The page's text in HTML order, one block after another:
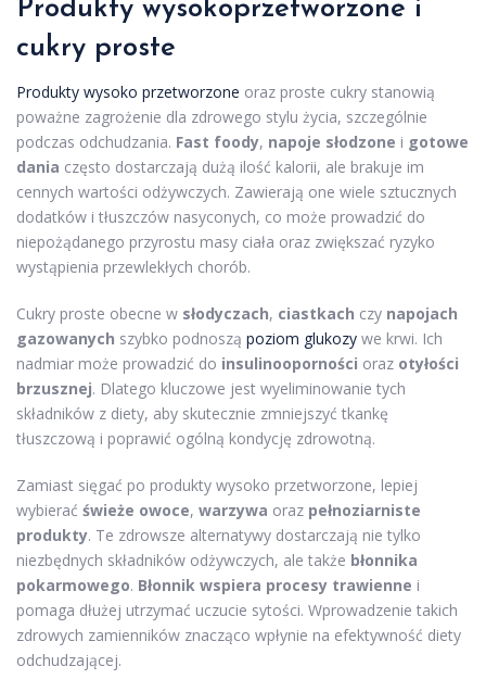
Produkty wysokoprzetworzone i
cukry proste
Produkty wysoko przetworzone oraz proste cukry stanowią
poważne zagrożenie dla zdrowego stylu życia, szczególnie
podczas odchudzania. Fast foody, napoje słodzone i gotowe
dania często dostarczają dużą ilość kalorii, ale brakuje im
cennych wartości odżywczych. Zawierają one wiele sztucznych
dodatków i tłuszczów nasyconych, co może prowadzić do
niepożądanego przyrostu masy ciała oraz zwiększać ryzyko
wystąpienia przewlekłych chorób.
Cukry proste obecne w słodyczach, ciastkach czy napojach
gazowanych szybko podnoszą poziom glukozy we krwi. Ich
nadmiar może prowadzić do insulinooporności oraz otyłości
brzusznej. Dlatego kluczowe jest wyeliminowanie tych
składników z diety, aby skutecznie zmniejszyć tkankę
tłuszczową i poprawić ogólną kondycję zdrowotną.
Zamiast sięgać po produkty wysoko przetworzone, lepiej
wybierać świeże owoce, warzywa oraz pełnoziarniste
produkty. Te zdrowsze alternatywy dostarczają nie tylko
niezbędnych składników odżywczych, ale także błonnika
pokarmowego. Błonnik wspiera procesy trawienne i
pomaga dłużej utrzymać uczucie sytości. Wprowadzenie takich
zdrowych zamienników znacząco wpłynie na efektywność diety
odchudzającej.